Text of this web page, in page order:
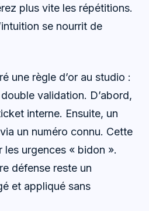
plus vite les répétitions.
se nourrit de
une règle d’or au studio :
validation. D’abord,
interne. Ensuite, un
un numéro connu. Cette
urgences « bidon ».
défense reste un
et appliqué sans